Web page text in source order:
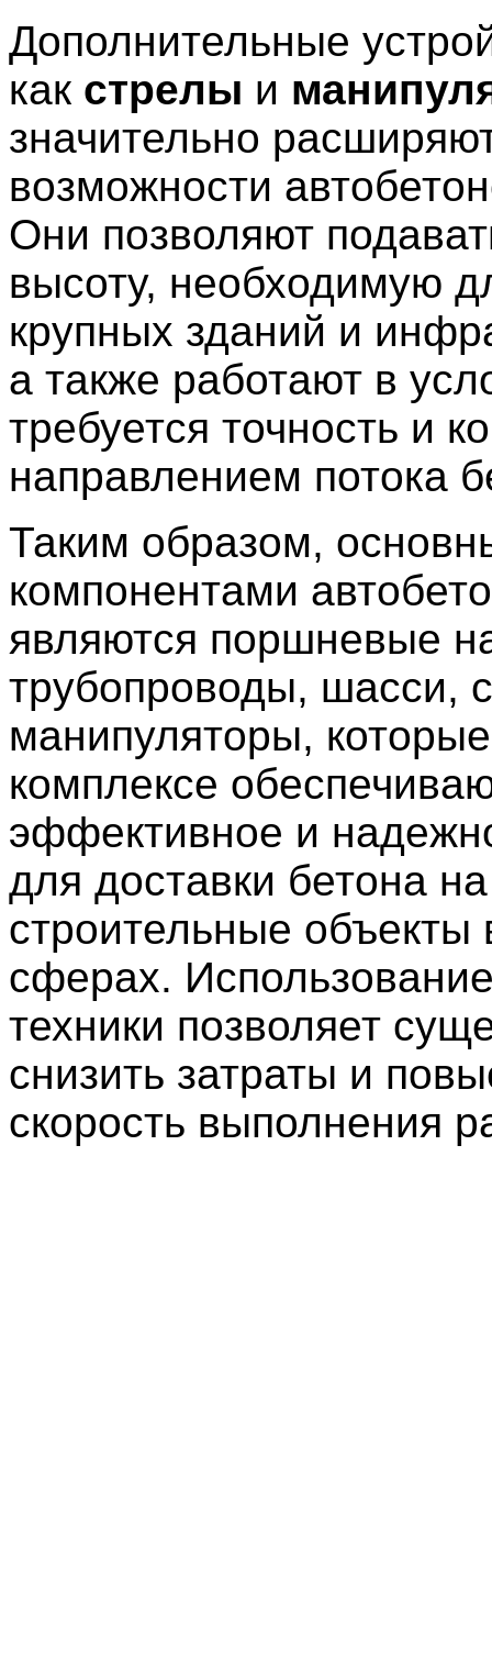
Дополнительные
как стрелы и
значительно
возможности
Они позволяют
высоту, необходимую
крупных зданий и
а также работают в
требуется точность и
направлением потока
Таким образом,
компонентами
являются поршневые
трубопроводы, шасси,
манипуляторы,
комплексе
эффективное и
для доставки бетона на
строительные объекты
сферах.
техники позволяет
снизить затраты и
скорость выполнения